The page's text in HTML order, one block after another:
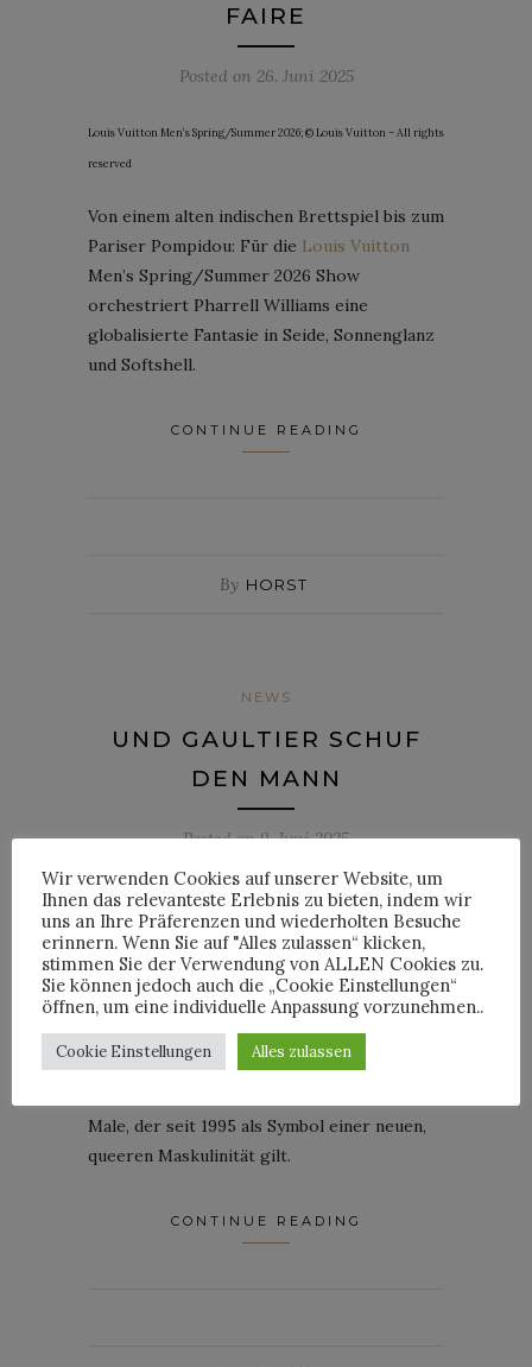
FAIRE
Posted on 26. Juni 2025
Louis Vuitton Men’s Spring/Summer 2026; © Louis Vuitton – All rights
reserved
Von einem alten indischen Brettspiel bis zum
Pariser Pompidou: Für die Louis Vuitton
Men’s Spring/Summer 2026 Show
orchestriert Pharrell Williams eine
globalisierte Fantasie in Seide, Sonnenglanz
und Softshell.
CONTINUE READING
By HORST
NEWS
UND GAULTIER SCHUF
DEN MANN
Posted on9. Juni 2025
2000 ‘Le rendez-vous’; ©Jean-Baptiste Mondino; Model: Samuele Riva
Vom 12. bis 15. Juni 2025 verwandelt Jean
Paul Gaultier sein Couture-Haus in der Rue
Saint-Martin in ein Museum der
Männlichkeit. Die Ausstellung „And Gaultier
Created Man: Le Male – Past, Present,
Male, der seit 1995 als Symbol einer neuen,
queeren Maskulinität gilt.
CONTINUE READING
Wir verwenden Cookies auf unserer Website, um
Ihnen das relevanteste Erlebnis zu bieten, indem wir
uns an Ihre Präferenzen und wiederholten Besuche
erinnern. Wenn Sie auf "Alles zulassen“ klicken,
stimmen Sie der Verwendung von ALLEN Cookies zu.
Sie können jedoch auch die „Cookie Einstellungen“
öffnen, um eine individuelle Anpassung vorzunehmen..
Cookie Einstellungen Alles zulassen